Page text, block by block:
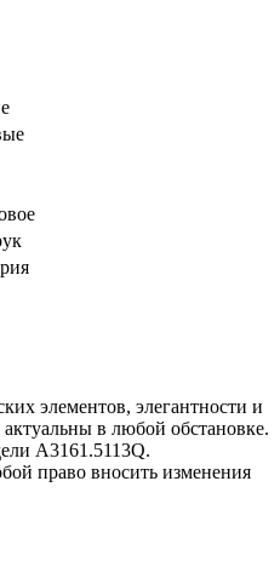
элементов, элегантности и
в любой обстановке.
A3161.5113Q.
право вносить изменения